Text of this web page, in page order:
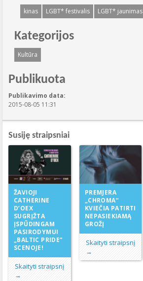
kinas LGBT* festivalis LGBT* jaunimas
Kategorijos
Kultūra
Publikuota
Publikavimo data:
2015-08-05 11:31
Susiję straipsniai
ŽAVIOJI
CATHERINE
D’OEX
SUGRĮŽTA
ĮSPŪDINGAM
PASIRODYMUI
„BALTIC PRIDE“
SCENOJE!
Skaityti straipsnį
→
PREMJERA
„CHROMA“
KVIEČIA PATIRTI
NEPASIEKIAMĄ
GROŽĮ
Skaityti straipsnį
→